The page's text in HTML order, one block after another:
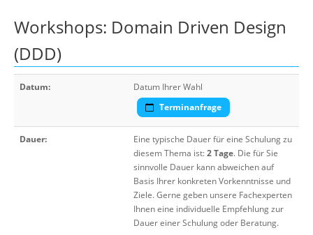
Workshops: Domain Driven Design
(DDD)
Datum:
Datum Ihrer Wahl
Terminanfrage
Dauer:
Eine typische Dauer für eine Schulung zu
diesem Thema ist:2 Tage. Die für Sie
sinnvolle Dauer kann abweichen auf
Basis Ihrer konkreten Vorkenntnisse und
Ziele. Gerne geben unsere Fachexperten
Ihnen eine individuelle Empfehlung zur
Dauer einer Schulung oder Beratung.